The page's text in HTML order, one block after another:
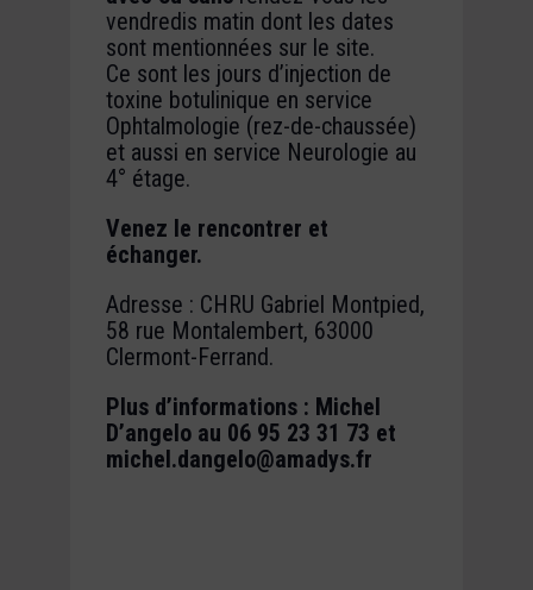
vendredis matin dont les dates
sont mentionnées sur le site.
Ce sont les jours d’injection de
toxine botulinique en service
Ophtalmologie (rez-de-chaussée)
et aussi en service Neurologie au
4° étage.
Venez le rencontrer et
échanger.
Adresse : CHRU Gabriel Montpied,
58 rue Montalembert, 63000
Clermont-Ferrand.
Plus d’informations : Michel
D’angelo au 06 95 23 31 73 et
michel.dangelo@amadys.fr